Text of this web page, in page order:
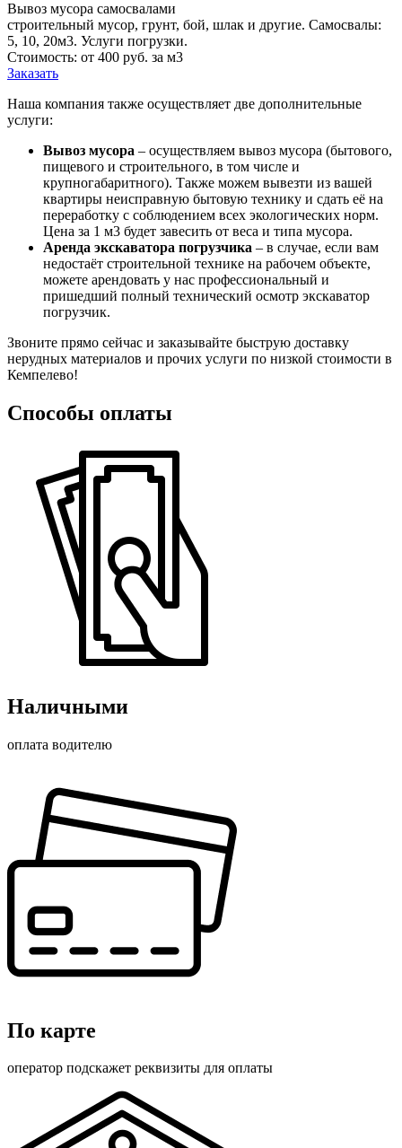
Вывоз мусора самосвалами
строительный мусор, грунт, бой, шлак и другие. Самосвалы:
5, 10, 20м3. Услуги погрузки.
Стоимость: от 400 руб. за м3
Заказать
Наша компания также осуществляет две дополнительные
услуги:
Вывоз мусора – осуществляем вывоз мусора (бытового,
пищевого и строительного, в том числе и
крупногабаритного). Также можем вывезти из вашей
квартиры неисправную бытовую технику и сдать её на
переработку с соблюдением всех экологических норм.
Цена за 1 м3 будет завесить от веса и типа мусора.
Аренда экскаватора погрузчика – в случае, если вам
недостаёт строительной технике на рабочем объекте,
можете арендовать у нас профессиональный и
пришедший полный технический осмотр экскаватор
погрузчик.
Звоните прямо сейчас и заказывайте быструю доставку
нерудных материалов и прочих услуги по низкой стоимости в
Кемпелево!
Способы оплаты
Наличными
оплата водителю
По карте
оператор подскажет реквизиты для оплаты